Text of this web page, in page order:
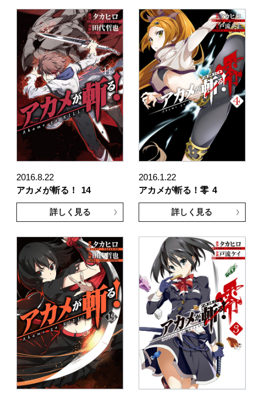
2016.8.22
アカメが斬る！
14
詳しく見る
2016.1.22
アカメが斬る！零 4
詳しく見る